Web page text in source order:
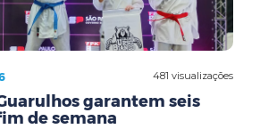
481 visualizações
garantem seis
de semana